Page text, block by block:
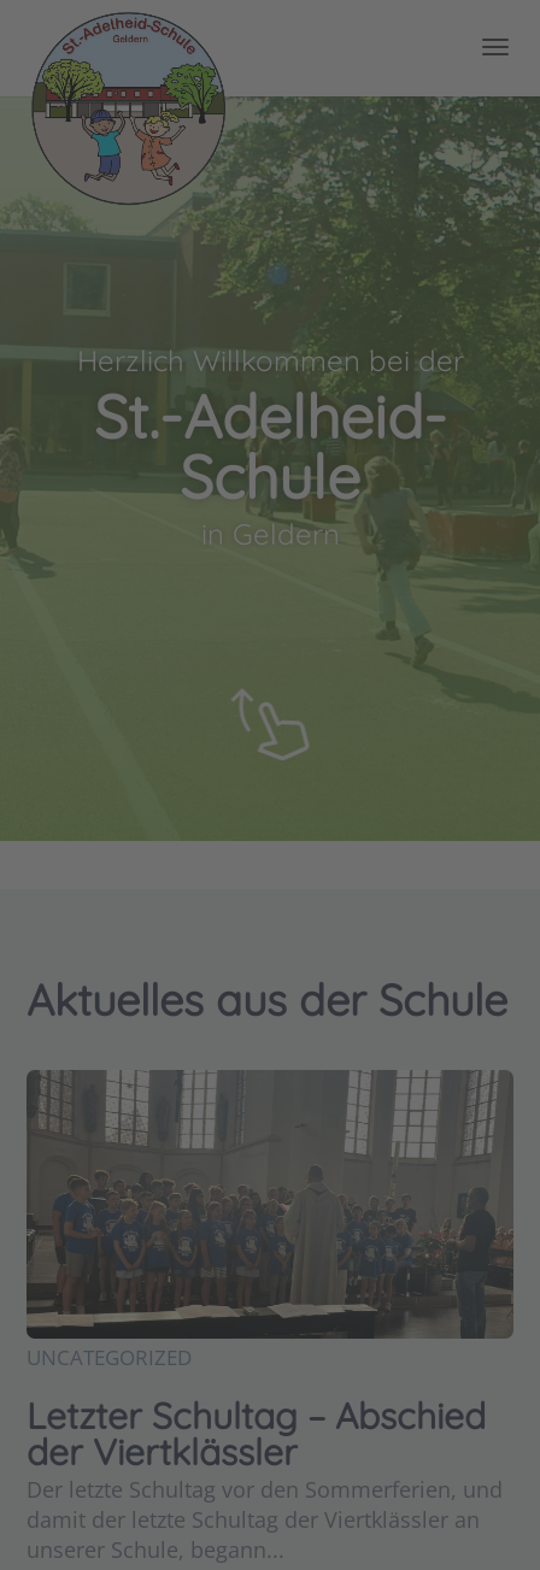
Herzlich Willkommen bei der
St.-Adelheid-
Schule
in Geldern
Aktuelles aus der Schule
UNCATEGORIZED
Letzter Schultag – Abschied
der Viertklässler
Der letzte Schultag vor den Sommerferien, und
damit der letzte Schultag der Viertklässler an
unserer Schule, begann...